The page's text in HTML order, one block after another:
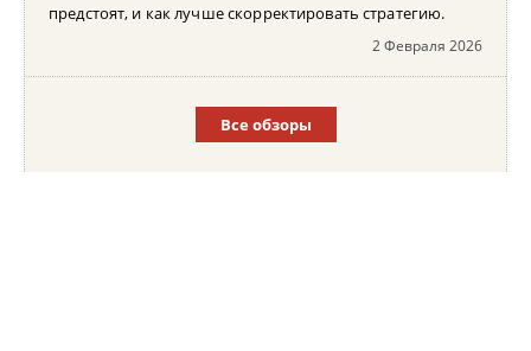
предстоят, и как лучше скорректировать стратегию.
2 Февраля 2026
Все обзоры